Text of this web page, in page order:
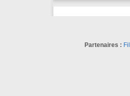
Partenaires :